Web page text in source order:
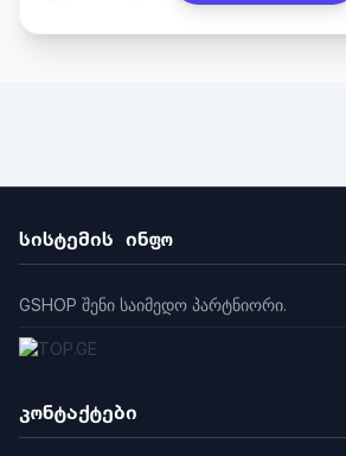
მრავალენოვანი (არჩეულია SD
128 მკითხველი (კარი)
თავსებადია
10-მდე ოპერატორი
ყველა მონაცემი ინახება
WEB-ის მეშვეობით
საიტი
სისტემის ინფო
GSHOP შენი საიმედო პარტნიორი.
კონტაქტები